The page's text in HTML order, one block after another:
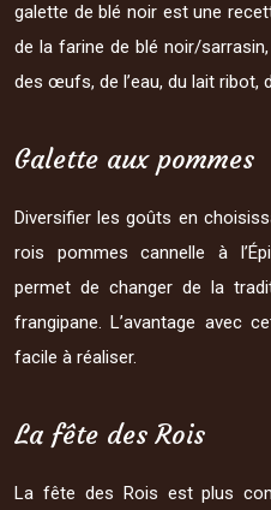
galette de blé noir est une
de la farine de blé noir/
des œufs, de l’eau, du lait ribot,
Galette aux pommes
Diversifier les goûts en
rois pommes cannelle à
permet de changer de la
frangipane. L’avantage avec
facile à réaliser.
La fête des Rois
La fête des Rois est plus